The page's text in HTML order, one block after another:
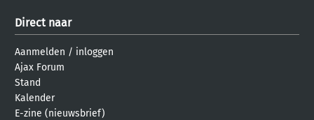
Direct naar
Aanmelden / inloggen
Ajax Forum
Stand
Kalender
E-zine (nieuwsbrief)